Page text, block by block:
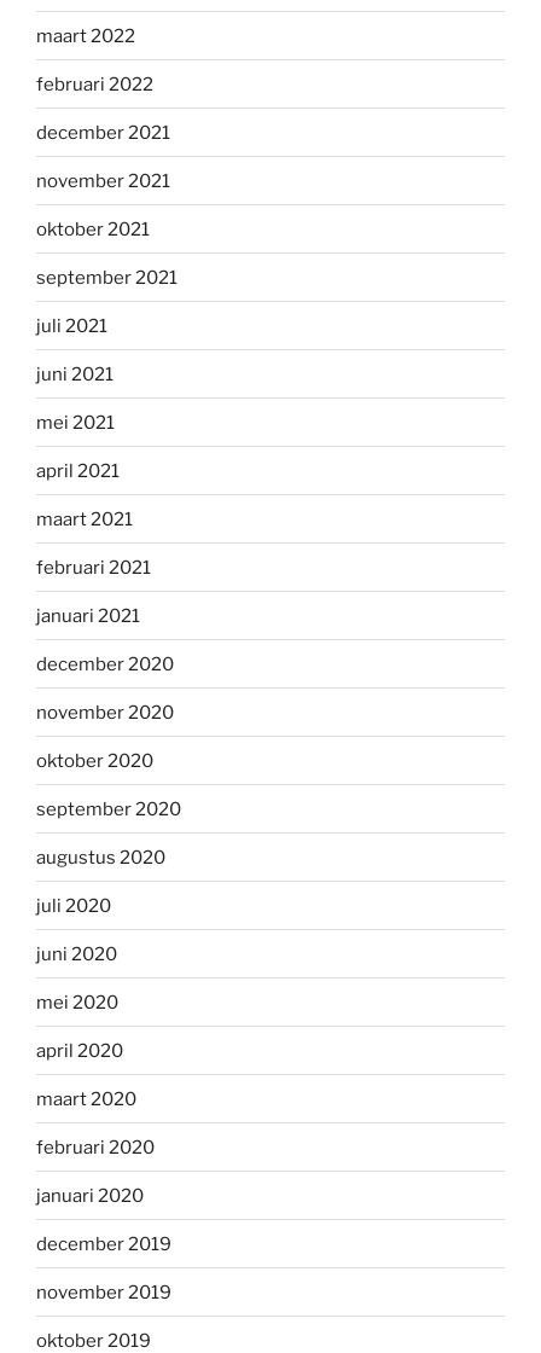
maart 2022
februari 2022
december 2021
november 2021
oktober 2021
september 2021
juli 2021
juni 2021
mei 2021
april 2021
maart 2021
februari 2021
januari 2021
december 2020
november 2020
oktober 2020
september 2020
augustus 2020
juli 2020
juni 2020
mei 2020
april 2020
maart 2020
februari 2020
januari 2020
december 2019
november 2019
oktober 2019